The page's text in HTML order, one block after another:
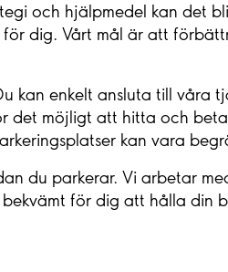
och hjälpmedel kan det
för dig. Vårt mål är att
kan enkelt ansluta till våra
det möjligt att hitta och
kan vara
du parkerar. Vi arbetar
för dig att hålla din